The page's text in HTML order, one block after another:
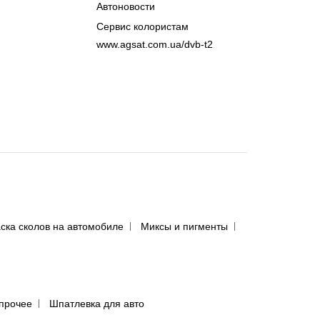
Автоновости
Сервис колористам
www.agsat.com.ua/dvb-t2
сколов на автомобиле Миксы и пигменты
Шпатлевка для авто